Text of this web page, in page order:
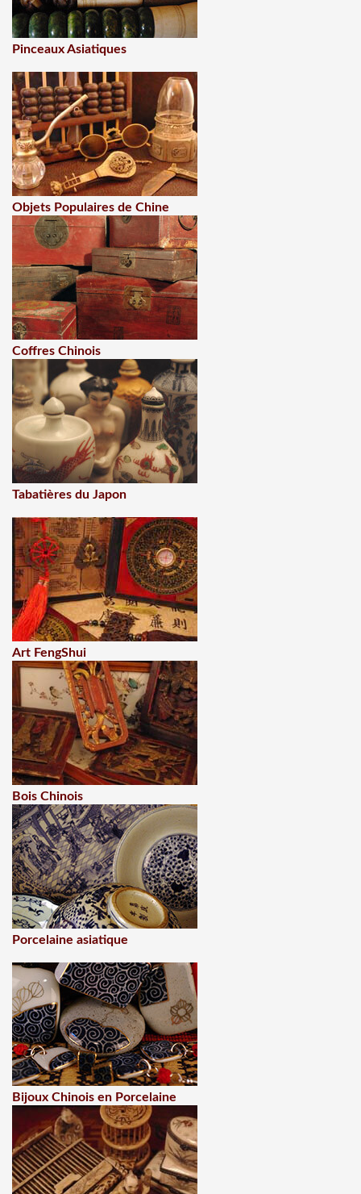
Pinceaux Asiatiques
Objets Populaires de Chine
Coffres Chinois
Tabatières du Japon
Art FengShui
Bois Chinois
Porcelaine asiatique
Bijoux Chinois en Porcelaine